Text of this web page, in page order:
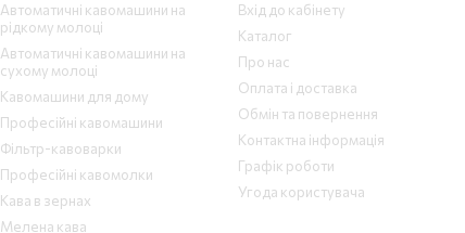
Автоматичні кавомашини на
рідкому молоці
Автоматичні кавомашини на
сухому молоці
Кавомашини для дому
Професійні кавомашини
Фільтр-кавоварки
Професійні кавомолки
Кава в зернах
Мелена кава
Вхід до кабінету
Каталог
Про нас
Оплата і доставка
Обмін та повернення
Контактна інформація
Графік роботи
Угода користувача